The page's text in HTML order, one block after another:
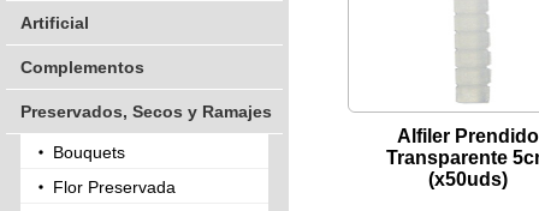
Artificial
Complementos
Preservados, Secos y Ramajes
Bouquets
Flor Preservada
Alfiler Prendido
Transparente
(x50uds)